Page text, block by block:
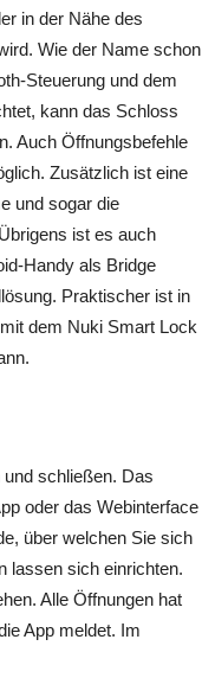
in der Nähe des
Wie der Name schon
Steuerung und dem
kann das Schloss
Auch Öffnungsbefehle
Zusätzlich ist eine
und sogar die
ist es auch
Handy als Bridge
Praktischer ist in
dem Nuki Smart Lock
schließen. Das
oder das Webinterface
über welchen Sie sich
lassen sich einrichten.
Alle Öffnungen hat
App meldet. Im